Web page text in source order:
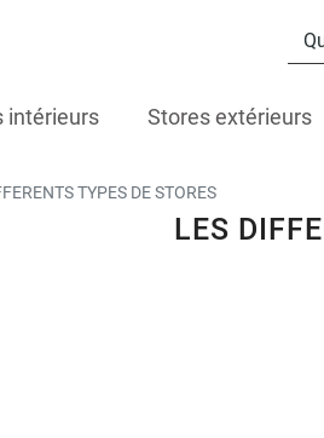
intérieurs Stores extérieurs
TYPES DE STORES
LES